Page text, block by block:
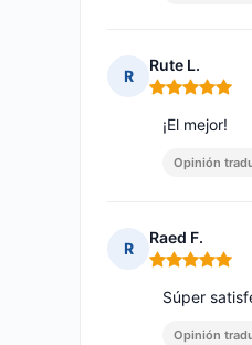
R
Rute L.
Nota: 5 de 5
¡El mejor!
Opinión
R
Raed F.
Nota: 5 de 5
Súper
Opinión